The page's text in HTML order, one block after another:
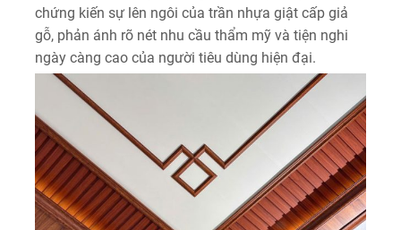
chứng kiến sự lên ngôi của trần nhựa giật cấp giả
gỗ, phản ánh rõ nét nhu cầu thẩm mỹ và tiện nghi
ngày càng cao của người tiêu dùng hiện đại.